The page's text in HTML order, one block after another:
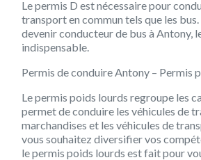
Le permis D est nécessaire pour
transport en commun tels que les bus.
devenir conducteur de bus à Antony,
indispensable.
Permis de conduire Antony – Permis
Le permis poids lourds regroupe les
permet de conduire les véhicules de
marchandises et les véhicules de
vous souhaitez diversifier vos
le permis poids lourds est fait pour